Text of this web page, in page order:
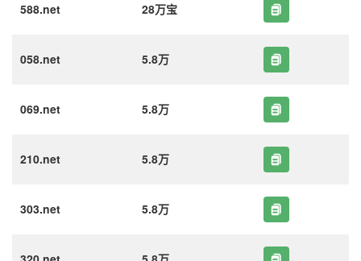
588.net 28万宝
058.net 5.8万
069.net 5.8万
210.net 5.8万
303.net 5.8万